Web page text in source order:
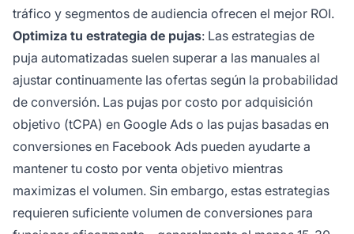
tráfico y segmentos de audiencia ofrecen el mejor ROI.
Optimiza tu estrategia de pujas: Las estrategias de
puja automatizadas suelen superar a las manuales al
ajustar continuamente las ofertas según la probabilidad
de conversión. Las pujas por costo por adquisición
objetivo (tCPA) en Google Ads o las pujas basadas en
conversiones en Facebook Ads pueden ayudarte a
mantener tu costo por venta objetivo mientras
maximizas el volumen. Sin embargo, estas estrategias
requieren suficiente volumen de conversiones para